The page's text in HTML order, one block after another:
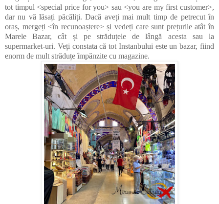
tot timpul <special price for you> sau <you are my first customer>,
dar nu vă lăsați păcăliți. Dacă aveți mai mult timp de petrecut în
oraș, mergeți <în recunoaștere> și vedeți care sunt prețurile atât în
Marele Bazar, cât și pe străduțele de lângă acesta sau la
supermarket-uri. Veți constata că tot Instanbului este un bazar, fiind
enorm de mult străduțe împănzite cu magazine.